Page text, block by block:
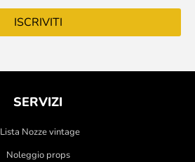
ISCRIVITI
SERVIZI
Lista Nozze vintage
Noleggio props